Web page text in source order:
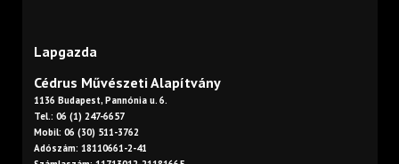
Lapgazda
Cédrus Művészeti Alapítvány
1136 Budapest, Pannónia u. 6.
Tel.: 06 (1) 247-6657
Mobil: 06 (30) 511-3762
Adószám: 18110661-2-41